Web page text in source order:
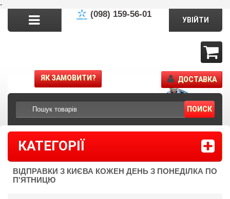
-
(098) 159-56-01
ПОИСК
УВІЙТИ
ЯК ЗАМОВИТИ? ДОСТАВКА
КАТЕГОРІЇ
ВІДПРАВКИ З КИЄВА КОЖЕН ДЕНЬ З ПОНЕДІЛКА ПО
П'ЯТНИЦЮ